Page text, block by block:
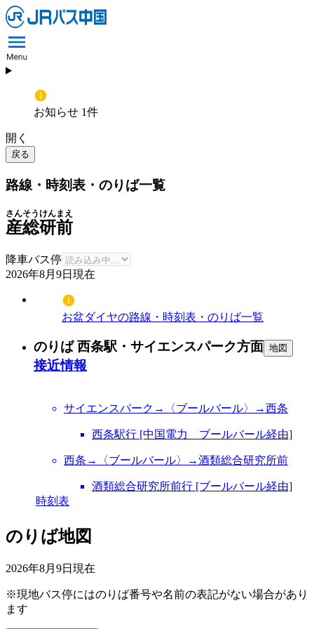
お知らせ 1件
開く
戻る
路線・時刻表・のりば一覧
産総研前
さんそうけんまえ
降車バス停
2026年8月9日 現在
お盆ダイヤの路線・時刻表・のりば一覧
のりば 西条駅・サイエンスパーク方面 地図
接近情報
サイエンスパーク→〈ブールバール〉→西条
西条駅行 [中国電力 ブールバール経由]
西条→〈ブールバール〉→酒類総合研究所前
酒類総合研究所前行 [ブールバール経由]
時刻表
のりば地図
2026年8月9日 現在
※現地バス停にはのりば番号や名前の表記がない場合があり
ます